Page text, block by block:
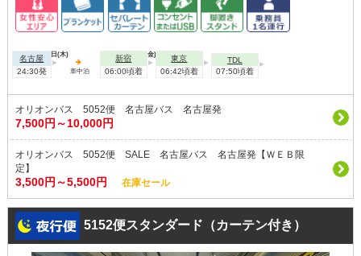
2026年10月01日(木)
名古屋
24:30発
車中泊
2026年10月02日(金)
新宿
06:00頃着
東京
06:42頃着
TDL
07:50頃着
オリオンバス 5052便 名古屋バス 名古屋発
7,500円～10,000円
オリオンバス 5052便 SALE 名古屋バス 名古屋発【ＷＥＢ限
定】
3,500円～5,500円 在庫セール
5152便スタンダード（カーテン付き）